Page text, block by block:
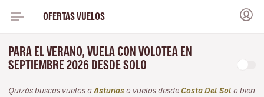
OFERTAS VUELOS
PARA EL VERANO, VUELA CON VOLOTEA EN
SEPTIEMBRE 2026 DESDE SOLO
Quizás buscas vuelos a Asturias o vuelos desde Costa Del Sol o bien